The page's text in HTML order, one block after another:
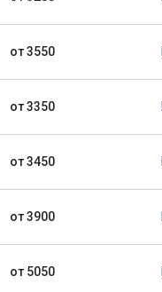
от 3550
от 3350
от 3450
от 3900
от 5050